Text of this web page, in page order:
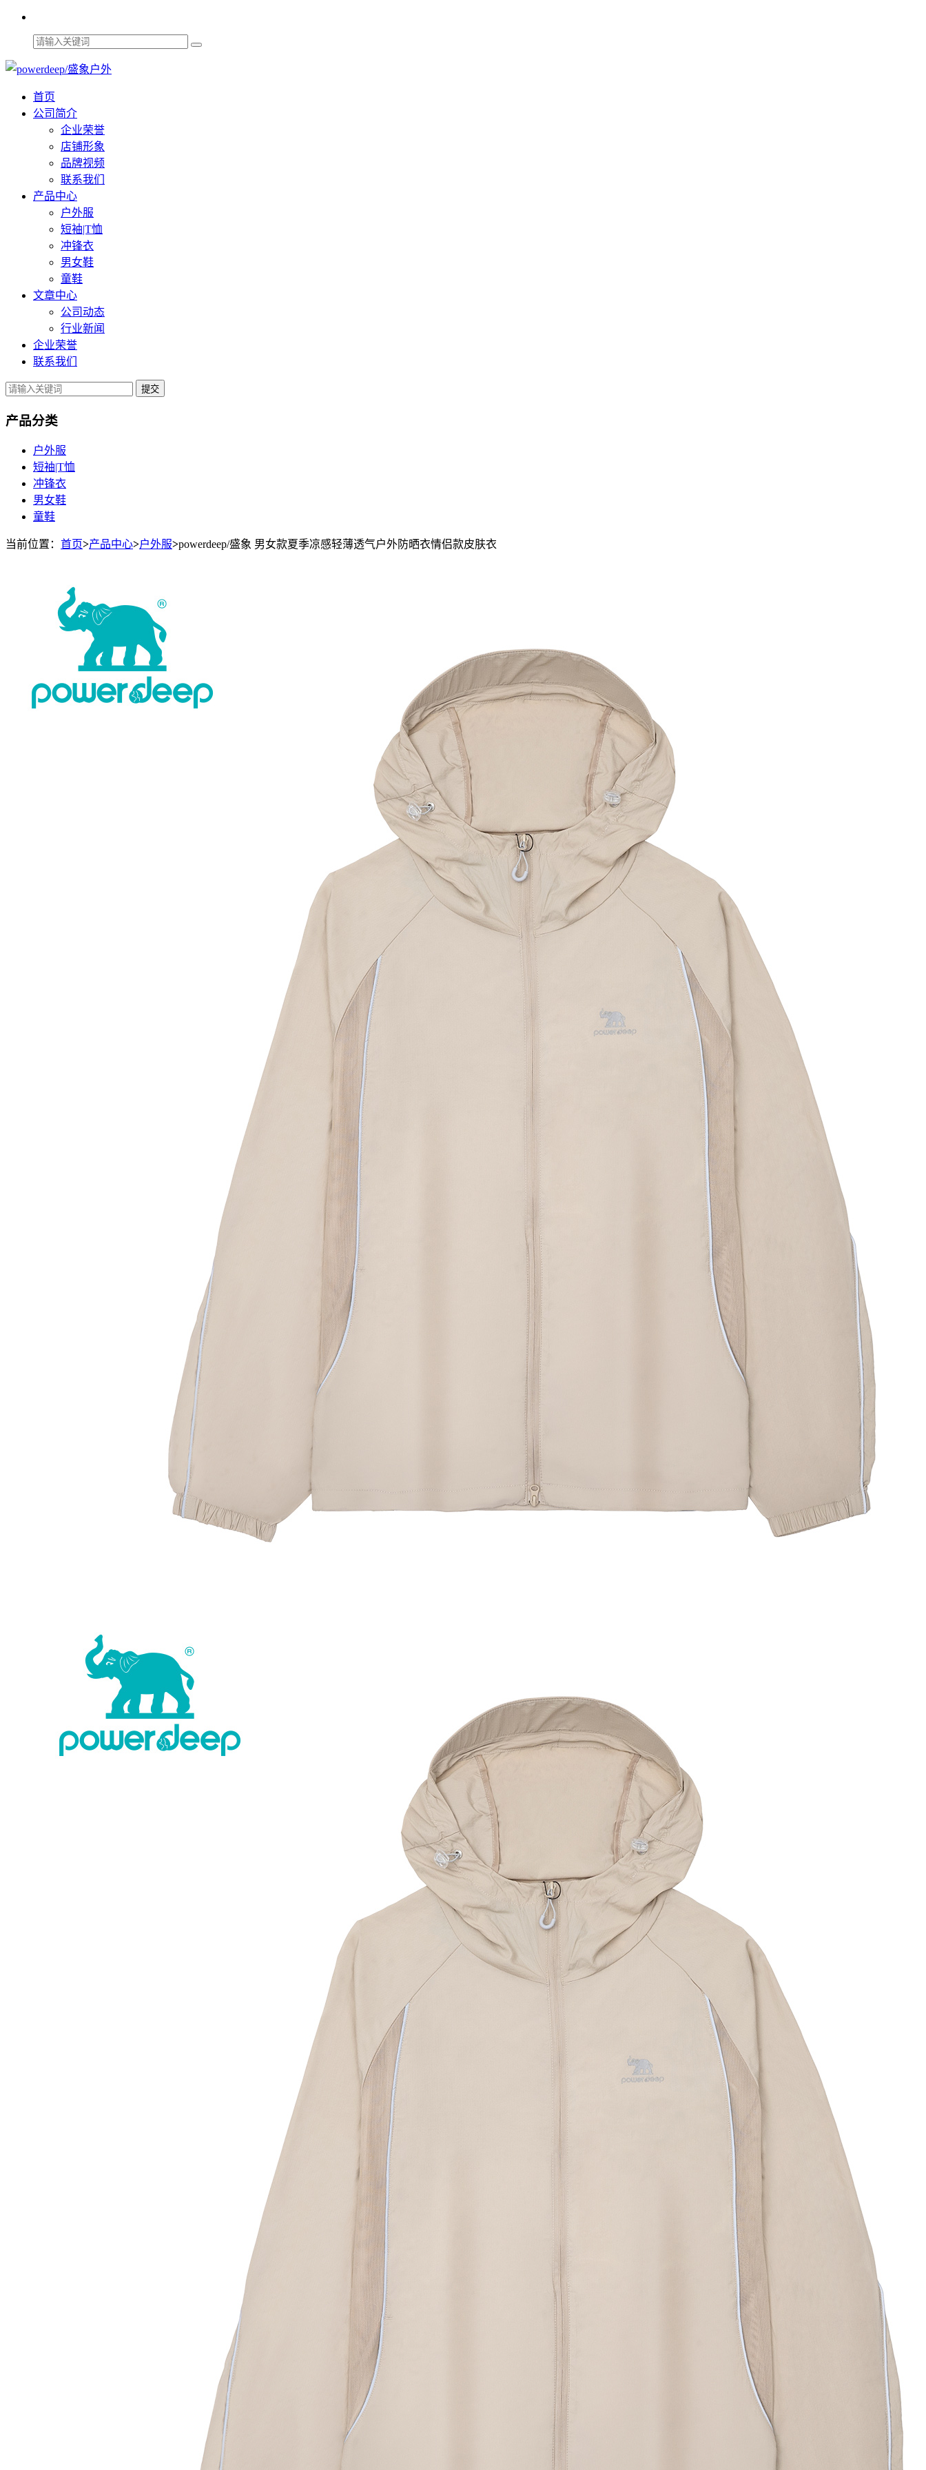
首页
公司简介
企业荣誉
店铺形象
品牌视频
联系我们
产品中心
户外服
短袖|T恤
冲锋衣
男女鞋
童鞋
文章中心
公司动态
行业新闻
企业荣誉
联系我们
提交
产品分类
户外服
短袖|T恤
冲锋衣
男女鞋
童鞋
当前位置： 首页>产品中心>户外服>powerdeep/盛象 男女款夏季凉感轻薄透气户外防晒衣情侣款皮肤衣